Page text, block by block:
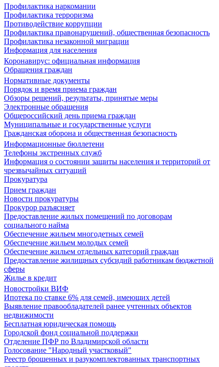
Профилактика наркомании
Профилактика терроризма
Противодействие коррупции
Профилактика правонарушений, общественная безопасность
Профилактика незаконной миграции
Информация для населения
Коронавирус: официальная информация
Обращения граждан
Нормативные документы
Порядок и время приема граждан
Обзоры решений, результаты, принятые меры
Электронные обращения
Общероссийский день приема граждан
Муниципальные и государственные услуги
Гражданская оборона и общественная безопасность
Информационные бюллетени
Телефоны экстренных служб
Информация о состоянии защиты населения и территорий от
чрезвычайных ситуаций
Прокуратура
Прием граждан
Новости прокуратуры
Прокурор разъясняет
Предоставление жилых помещений по договорам
социального найма
Обеспечение жильем многодетных семей
Обеспечение жильем молодых семей
Обеспечение жильем отдельных категорий граждан
Предоставление жилищных субсидий работникам бюджетной
сферы
Жилье в кредит
Новостройки ВИФ
Ипотека по ставке 6% для семей, имеющих детей
Выявление правообладателей ранее учтенных объектов
недвижимости
Бесплатная юридическая помощь
Городской фонд социальной поддержки
Отделение ПФР по Владимирской области
Голосование "Народный участковый"
Реестр брошенных и разукомплектованных транспортных